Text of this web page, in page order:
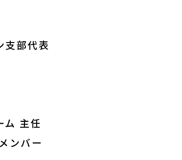
支部代表
ム 主任
ンバー